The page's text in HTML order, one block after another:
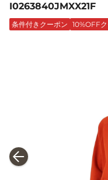
I0263840JMXX21F
条件付きクーポン 10%OFF